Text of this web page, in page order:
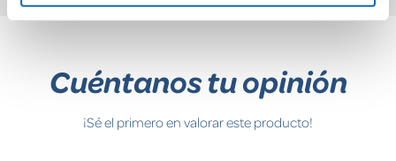
Cuéntanos tu opinión
¡Sé el primero en valorar este producto!